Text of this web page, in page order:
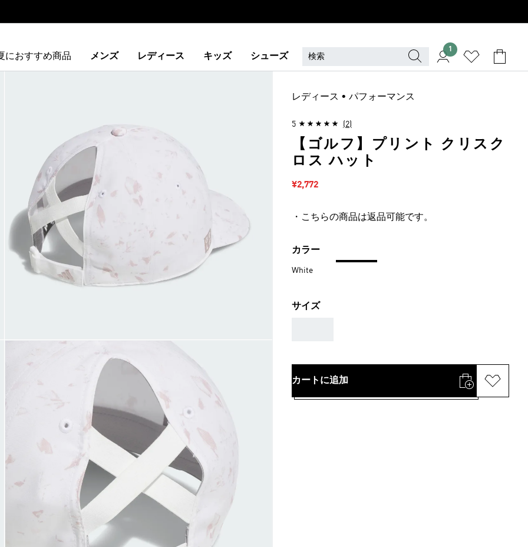
におすすめ商品 メンズ レディース キッズ シューズ
1
レディース • パフォーマンス
5 (2)
【ゴルフ】プリント クリスク
ロス ハット
セール価格
¥2,772
・こちらの商品は返品可能です。
カラー
White
サイズ
カートに追加